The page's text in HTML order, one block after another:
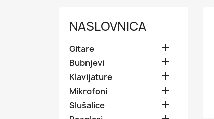
NASLOVNICA
Gitare 
Bubnjevi 
Klavijature 
Mikrofoni 
Slušalice 